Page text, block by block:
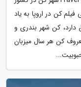
کن در اروپا به یاد
کن شهر بندری و
کن هر سال میزبان